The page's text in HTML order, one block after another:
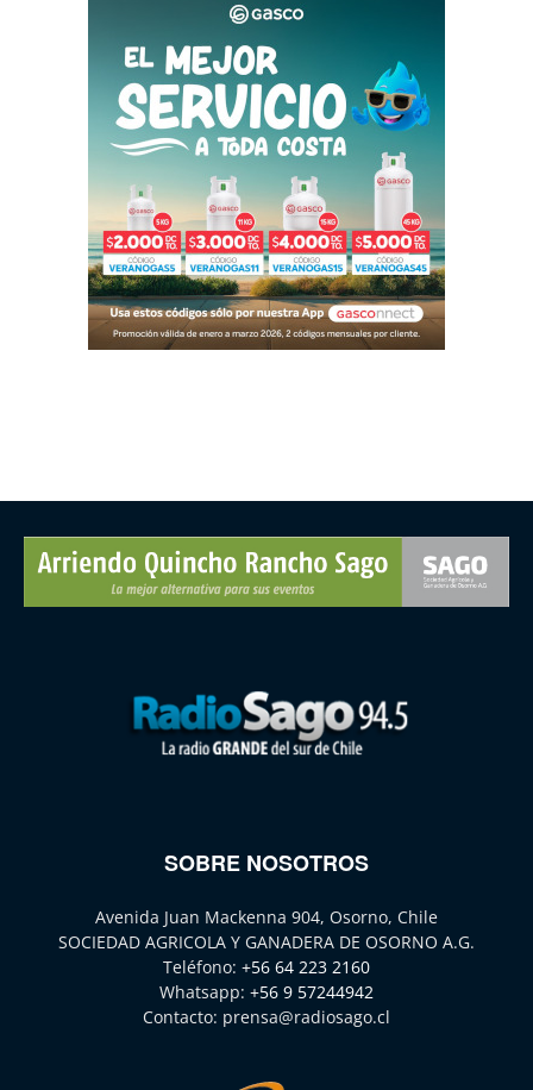
SOBRE NOSOTROS
Avenida Juan Mackenna 904, Osorno, Chile
SOCIEDAD AGRICOLA Y GANADERA DE OSORNO A.G.
Teléfono: +56 64 223 2160
Whatsapp: +56 9 57244942
Contacto: prensa@radiosago.cl